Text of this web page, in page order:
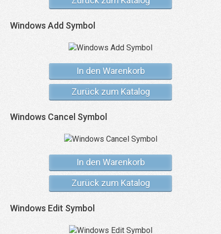
Windows Add Symbol
In den Warenkorb
Zurück zum Katalog
Windows Cancel Symbol
In den Warenkorb
Zurück zum Katalog
Windows Edit Symbol